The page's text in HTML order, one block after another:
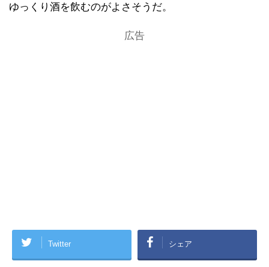
ゆっくり酒を飲むのがよさそうだ。
広告
Twitter シェア